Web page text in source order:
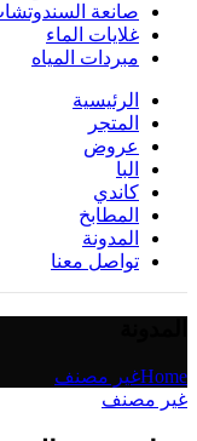
صانعة
غلايات الماء
مبردات المياه
الرئيسية
المتجر
عروض
البا
كاندي
المطابخ
المدونة
تواصل معنا
Homeغير مصنف
غير مصنف